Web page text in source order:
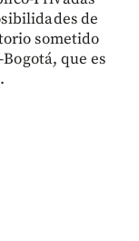
de
sometido
que es